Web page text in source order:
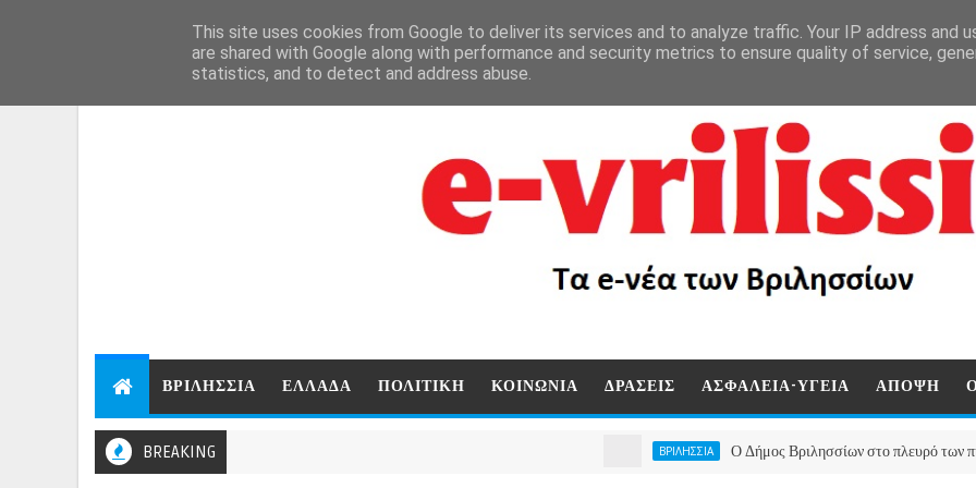
ΒΡΙΛΗΣΣΙΑ ΕΛΛΑΔΑ ΠΟΛΙΤΙΚΗ ΚΟΙΝΩΝΙΑ ΔΡΑΣΕΙΣ ΑΣΦΑΛΕΙΑ-ΥΓΕΙΑ ΑΠΟΨΗ
BREAKING Ο Δήμος Βριλησσίων στο πλευρό των
This site uses cookies from Google to deliver its services and to analyze traffic. Your IP address and
are shared with Google along with performance and security metrics to ensure quality of service,
statistics, and to detect and address abuse.